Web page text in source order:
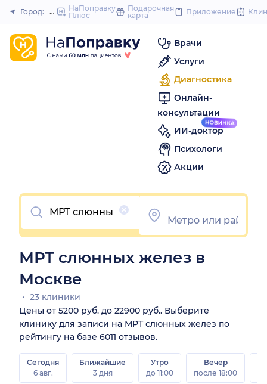
to
Закрыть
Город: МоскваНаПоправку
Плюс
Подарочная
карта
Приложение
Врачи
Услуги
Диагностика
Онлайн-
консультации
ИИ-доктор
Психологи
Акции
Очистить
МРТ слюнных желез в
Москве
23 клиники
Цены от 5200 руб. до 22900 руб.. Выберите
клинику для записи на МРТ слюнных желез по
рейтингу на базе 6011 отзывов.
Сегодня
6 авг.
Ближайшие
3 дня
Утро
до 11:00
Вечер
после 18:00